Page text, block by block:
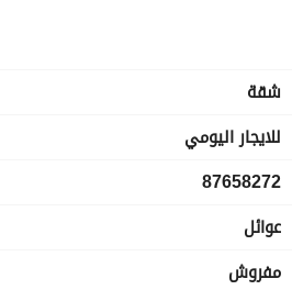
شقة
للايجار اليومي
87658272
عوائل
مفروش